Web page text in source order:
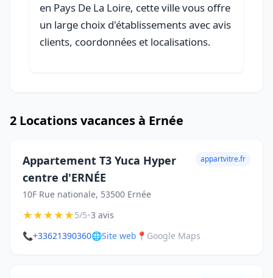
en Pays De La Loire, cette ville vous offre
un large choix d'établissements avec avis
clients, coordonnées et localisations.
2 Locations vacances à Ernée
Appartement T3 Yuca Hyper
centre d'ERNÉE
10F Rue nationale, 53500 Ernée
appartvitre.fr
★★★★★5/5•3 avis
📞+33621390360🌐Site web 📍 Google Maps